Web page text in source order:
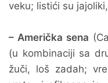
veku; listići su
– Američka sena
(u kombinaciji sa
žuči, loš zadah;